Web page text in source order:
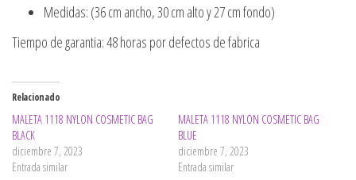
Medidas: (36 cm ancho, 30 cm alto y 27 cm fondo)
Tiempo de garantia: 48 horas por defectos de fabrica
Relacionado
MALETA 1118 NYLON COSMETIC BAG
BLACK
diciembre 7, 2023
Entrada similar
MALETA 1118 NYLON COSMETIC BAG
BLUE
diciembre 7, 2023
Entrada similar